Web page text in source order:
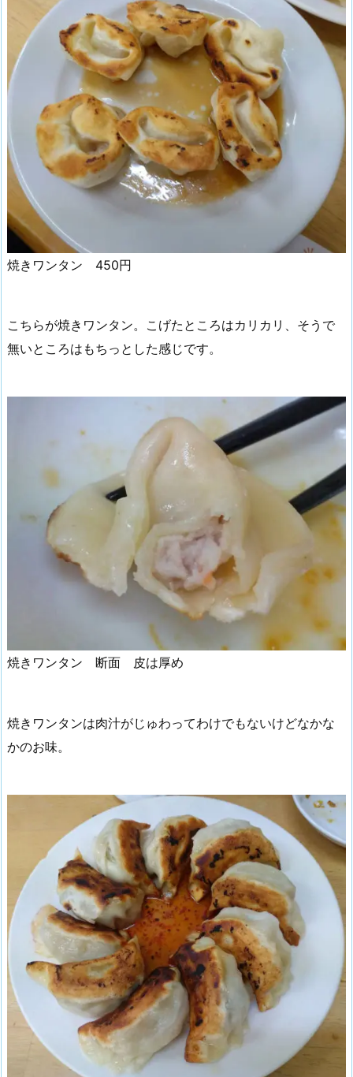
焼きワンタン 450円
こちらが焼きワンタン。こげたところはカリカリ、そうで
無いところはもちっとした感じです。
焼きワンタン 断面 皮は厚め
焼きワンタンは肉汁がじゅわってわけでもないけどなかな
かのお味。